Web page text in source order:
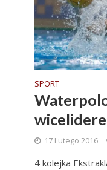
SPORT
17 Lutego 2016
4 kolejka